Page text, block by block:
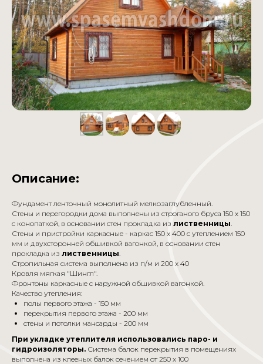
Описание:
Фундамент ленточный монолитный мелкозаглубленный.
Стены и перегородки дома выполнены из строганого бруса 150 x 150
с конопаткой, в основании стен прокладка из лиственницы.
Стены и пристройки каркасные - каркас 150 x 400 с утеплением 150
мм и двухсторонней обшивкой вагонкой, в основании стен
прокладка из лиственницы.
Стропильная система выполнена из п/м и 200 x 40
Кровля мягкая "Шингл".
Фронтоны каркасные с наружной обшивкой вагонкой.
Качество утепления:
полы первого этажа - 150 мм
перекрытия первого этажа - 200 мм
стены и потолки мансарды - 200 мм
При укладке утеплителя использовались паро- и
гидроизоляторы. Система балок перекрытия в помещениях
выполнена из клееных балок сечением от 250 x 100